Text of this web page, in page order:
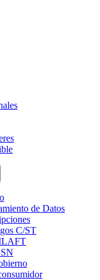
in
new
window
de Datos
in
C/ST
new
window
in
newin
Opens